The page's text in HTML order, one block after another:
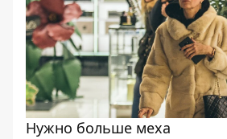
Нужно больше меха